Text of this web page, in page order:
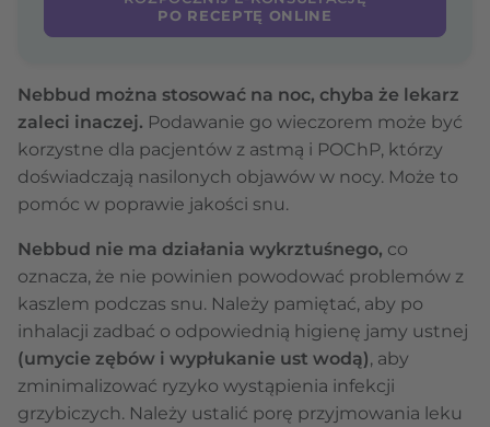
PO RECEPTĘ ONLINE
Nebbud można stosować na noc, chyba że lekarz
zaleci inaczej. Podawanie go wieczorem może być
korzystne dla pacjentów z astmą i POChP, którzy
doświadczają nasilonych objawów w nocy. Może to
pomóc w poprawie jakości snu.
Nebbud nie ma działania wykrztuśnego, co
oznacza, że nie powinien powodować problemów z
kaszlem podczas snu. Należy pamiętać, aby po
inhalacji zadbać o odpowiednią higienę jamy ustnej
(umycie zębów i wypłukanie ust wodą), aby
zminimalizować ryzyko wystąpienia infekcji
grzybiczych. Należy ustalić porę przyjmowania leku